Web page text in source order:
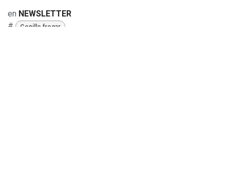
en NEWSLETTER
#
Cepillo fregar